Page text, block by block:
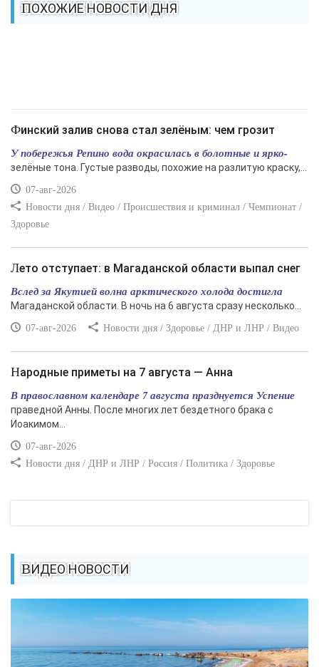
ПОХОЖИЕ НОВОСТИ ДНЯ
Финский залив снова стал зелёным: чем грозит
У побережья Репино вода окрасилась в болотные и ярко-
зелёные тона. Густые разводы, похожие на разлитую краску,...
07-авг-2026
Новости дня / Видео / Происшествия и криминал / Чемпионат /
Здоровье
Лето отступает: в Магаданской области выпал снег
Вслед за Якутией волна арктического холода достигла
Магаданской области. В ночь на 6 августа сразу несколько...
07-авг-2026 Новости дня / Здоровье / ДНР и ЛНР / Видео
Народные приметы на 7 августа — Анна
В православном календаре 7 августа празднуется Успение
праведной Анны. После многих лет бездетного брака с
Иоакимом...
07-авг-2026
Новости дня / ДНР и ЛНР / Россия / Политика / Здоровье
ВИДЕО НОВОСТИ